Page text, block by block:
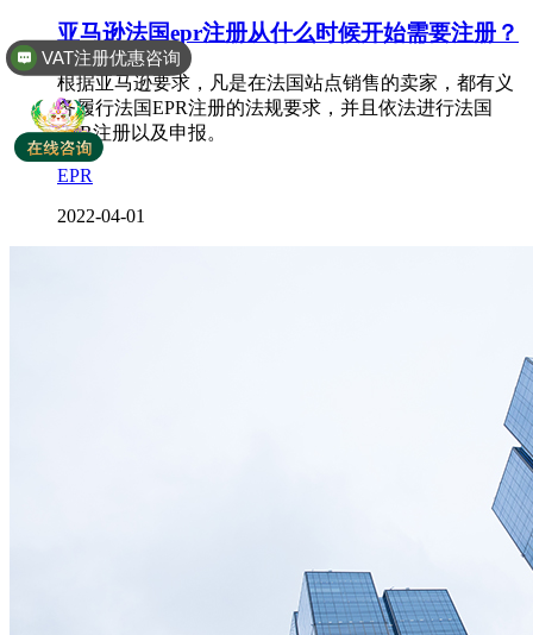
亚马逊法国epr注册从什么时候开始需要注册？
根据亚马逊要求，凡是在法国站点销售的卖家，都有义
务履行法国EPR注册的法规要求，并且依法进行法国
EPR注册以及申报。
EPR
2022-04-01
全球商标专利注册